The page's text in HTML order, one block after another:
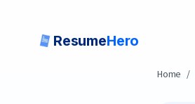
ResumeHero
Home /